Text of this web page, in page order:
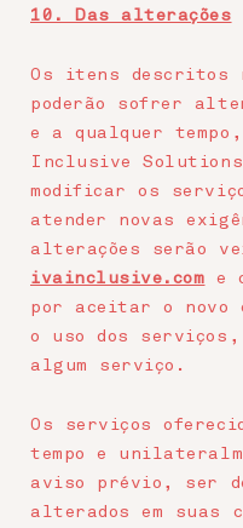
10. Das alterações
Os itens descritos
poderão sofrer
e a qualquer
Inclusive
modificar os
atender novas
alterações serão
ivainclusive.com e
por aceitar o novo
o uso dos
algum serviço.
Os serviços
tempo e
aviso prévio, ser
alterados em suas